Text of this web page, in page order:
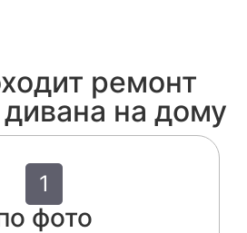
ремонт
на дому
1
фото